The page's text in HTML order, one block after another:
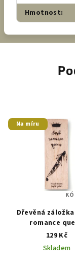
Hmotnost:
Na míru
Dřevěná
romance
129 Kč
Skladem